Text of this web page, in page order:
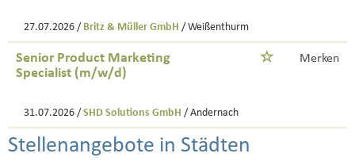
27.07.2026 / Britz & Müller GmbH / Weißenthurm
Senior Product Marketing
Specialist (m/w/d)
Merken
31.07.2026 / SHD Solutions GmbH / Andernach
Stellenangebote in Städten